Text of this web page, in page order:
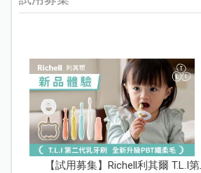
【試用募集】Richell利其爾 T.L.I